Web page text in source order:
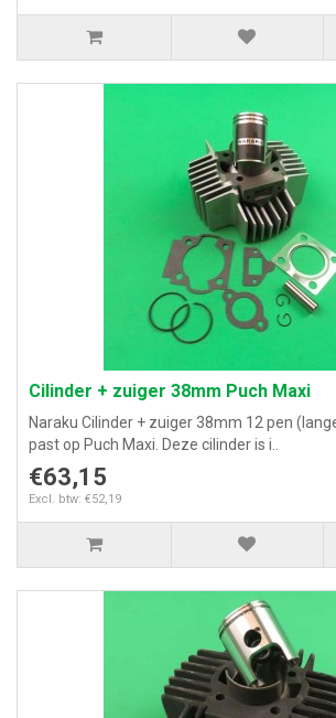
Cilinder + zuiger 38mm Puch Maxi
Naraku Cilinder + zuiger 38mm 12 pen
past op Puch Maxi. Deze cilinder is i..
€63,15
Excl. btw: €52,19